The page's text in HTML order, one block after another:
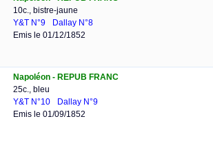
10c., bistre-jaune
Y&T N°9
Dallay N°8
Emis le 01/12/1852
Napoléon - REPUB FRANC
25c., bleu
Y&T N°10
Dallay N°9
Emis le 01/09/1852